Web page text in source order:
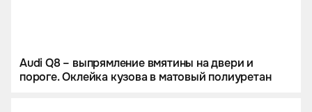
Audi Q8 – выпрямление вмятины на двери и
пороге. Оклейка кузова в матовый полиуретан